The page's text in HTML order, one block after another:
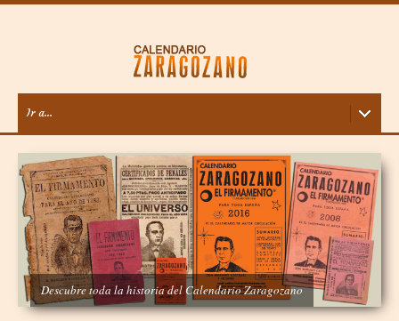
Ir a...
Descubre toda la historia del Calendario Zaragozano